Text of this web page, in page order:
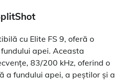
cu Elite FS 9, oferă o
apei. Aceasta
83/200 kHz, oferind o
a fundului apei, a peștilor și a